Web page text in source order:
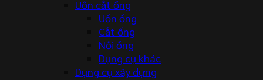
Uốn cắt ống
Uốn ống
Cắt ống
Nối ống
Dụng cụ khác
Dụng cụ xây dựng